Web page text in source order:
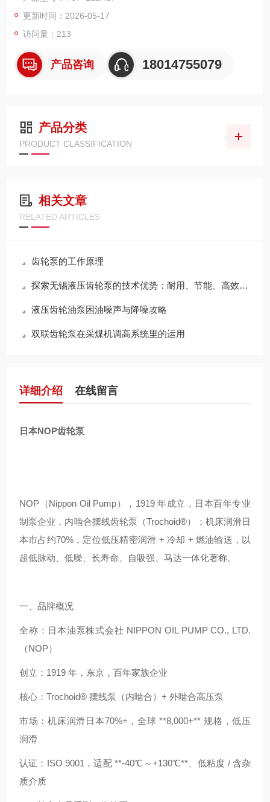
0%，定位低压精密润滑 + 冷却 + 燃油输送，以超低脉动、低
噪、长寿命、自吸强、马达一体化著称
更新时间：2026-05-17
访问量：213
产品咨询 18014755079
产品分类
PRODUCT CLASSIFICATION
相关文章
RELATED ARTICLES
齿轮泵的工作原理
探索无锡液压齿轮泵的技术优势：耐用、节能、高效，领行业新标准
液压齿轮油泵困油噪声与降噪攻略
双联齿轮泵在采煤机调高系统里的运用
详细介绍 在线留言
日本NOP齿轮泵
NOP（Nippon Oil Pump），1919 年成立，日本百年专业
制泵企业，内啮合摆线齿轮泵（Trochoid®）；机床润滑日
本市占约70%，定位低压精密润滑 + 冷却 + 燃油输送，以
超低脉动、低噪、长寿命、自吸强、马达一体化著称。
一、品牌概况
全称：日本油泵株式会社 NIPPON OIL PUMP CO., LTD.
（NOP）
创立：1919 年，东京，百年家族企业
核心：Trochoid® 摆线泵（内啮合）+ 外啮合高压泵
市场：机床润滑日本70%+，全球 **8,000+** 规格，低压
润滑
认证：ISO 9001，适配 **-40℃～+130℃**、低粘度 / 含杂
质介质